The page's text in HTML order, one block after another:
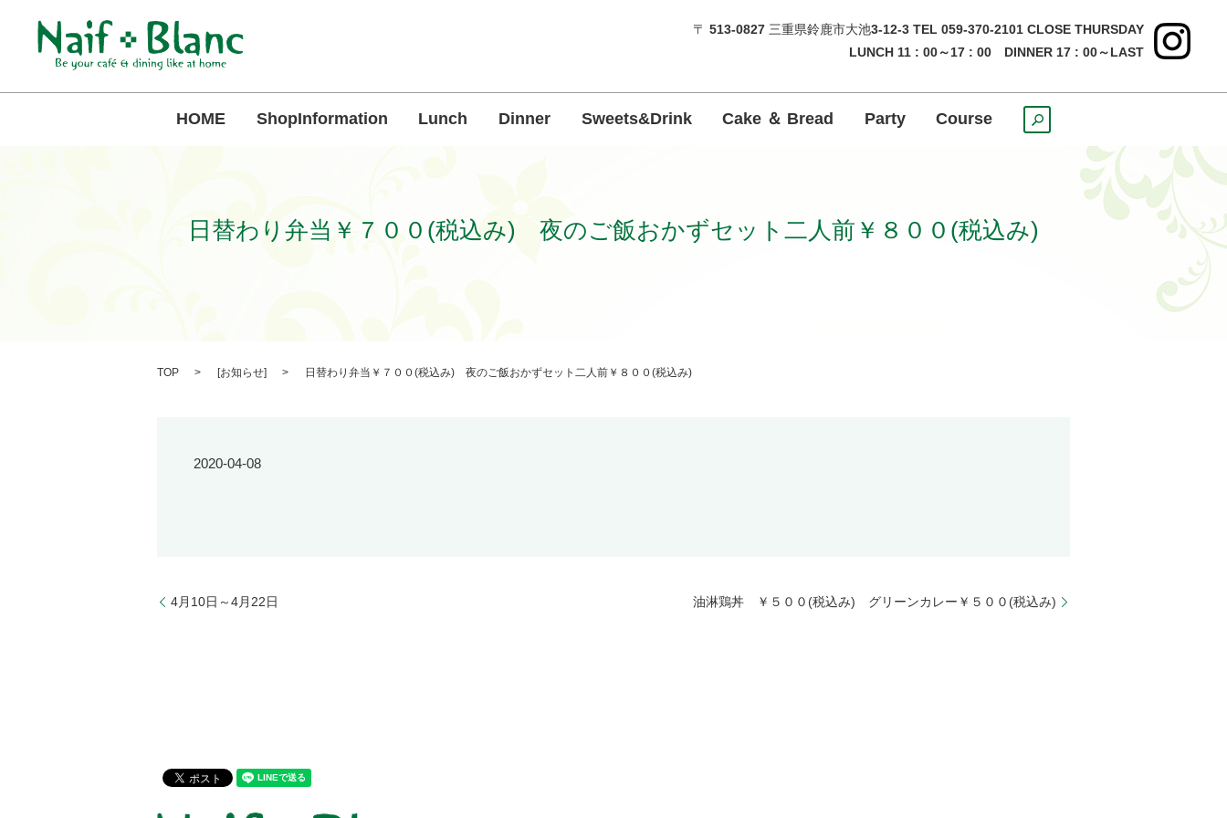
〒 513-0827三重県鈴鹿市大池3-12-3 TEL 059-370-2101 CLOSE THURSDAY
LUNCH 11 : 00～17 : 00 DINNER 17 : 00～LAST
HOME ShopInformation Lunch Dinner Sweets&Drink Cake ＆ Bread Party Course
日替わり弁当￥７００(税込み) 夜のご飯おかずセット二人前￥８００(税込み)
TOP [お知らせ] 日替わり弁当￥７００(税込み) 夜のご飯おかずセット二人前￥８００(税込み)
2020-04-08
4月10日～4月22日 油淋鶏丼 ￥５００(税込み) グリーンカレー￥５００(税込み)